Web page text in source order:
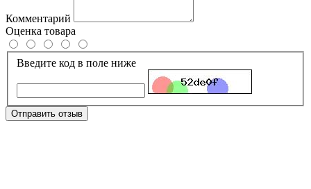
Комментарий
Оценка товара
Введите код в поле ниже
Отправить отзыв